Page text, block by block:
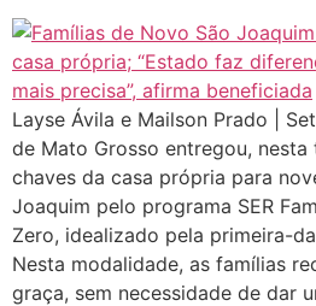
Layse Ávila e Mailson Prado |
de Mato Grosso entregou, nesta
chaves da casa própria para
Joaquim pelo programa SER
Zero, idealizado pela primeira-
Nesta modalidade, as famílias
graça, sem necessidade de dar